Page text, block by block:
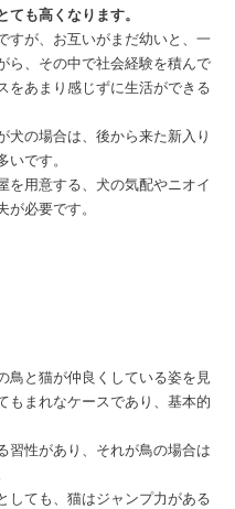
も高くなります。
すが、お互いがまだ幼いと、一
ら、その中で社会経験を積んで
をあまり感じずに生活ができる
犬の場合は、後から来た新入り
です。
を用意する、犬の気配やニオイ
必要です。
鳥と猫が仲良くしている姿を見
もまれなケースであり、基本的
習性があり、それが鳥の場合は
しても、猫はジャンプ力がある